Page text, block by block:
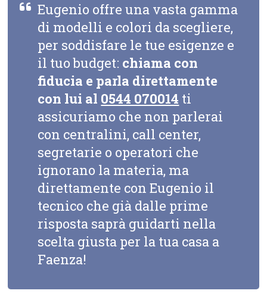
Eugenio offre una vasta gamma
di modelli e colori da scegliere,
per soddisfare le tue esigenze e
il tuo budget: chiama con
fiducia e parla direttamente
con lui al 0544 070014 ti
assicuriamo che non parlerai
con centralini, call center,
segretarie o operatori che
ignorano la materia, ma
direttamente con Eugenio il
tecnico che già dalle prime
risposta saprà guidarti nella
scelta giusta per la tua casa a
Faenza!